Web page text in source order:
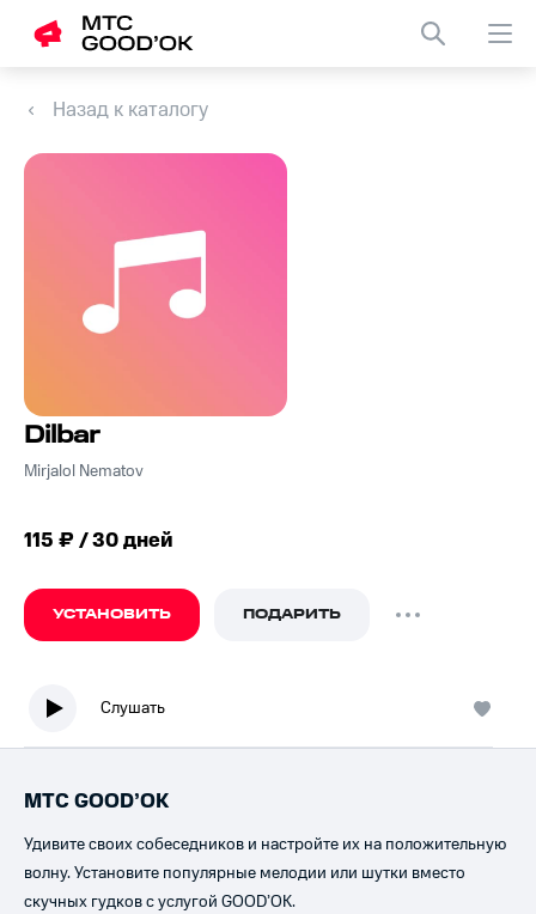
Назад к каталогу
Dilbar
Mirjalol Nematov
115 ₽ / 30 дней
УСТАНОВИТЬ ПОДАРИТЬ
Слушать
МТС GOOD’OK
Удивите своих собеседников и настройте их на положительную
волну. Установите популярные мелодии или шутки вместо
скучных гудков с услугой GOOD’OK.